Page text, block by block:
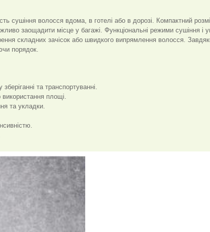
сушіння волосся вдома, в готелі або в дорозі. Компактний
заощадити місце у багажі. Функціональні режими сушіння і
складних зачісок або швидкого випрямлення волосся.
порядок.
та транспортуванні.
площі.
та укладки.